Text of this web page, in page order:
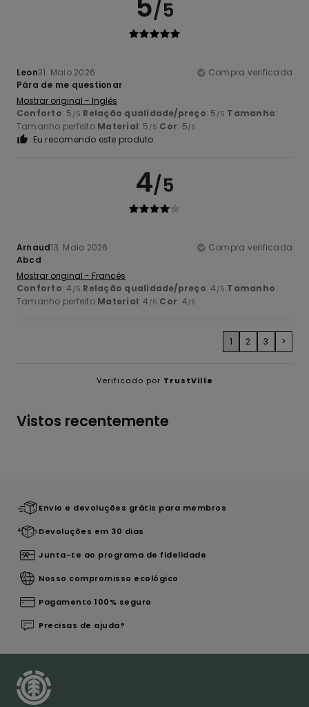
/5
Leon31. Maio 2026
Compra verificada
Pára de me questionar
Mostrar original - Inglês
Conforto: 5 /5 Relação qualidade/preço: 5 /5 Tamanho:
Tamanho perfeito Material: 5 /5 Cor: 5/5
Eu recomendo este produto
4/5
Arnaud13. Maio 2026
Compra verificada
Abcd
Mostrar original - Francês
Conforto: 4 /5 Relação qualidade/preço: 4 /5 Tamanho:
Tamanho perfeito Material: 4 /5 Cor: 4/5
1 2 3 >
Verificado por TrustVille
Vistos recentemente
Envio e devoluções grátis para membros
Devoluções em 30 dias
Junta-te ao programa de fidelidade
Nosso compromisso ecológico
Pagamento 100% seguro
Precisas de ajuda?